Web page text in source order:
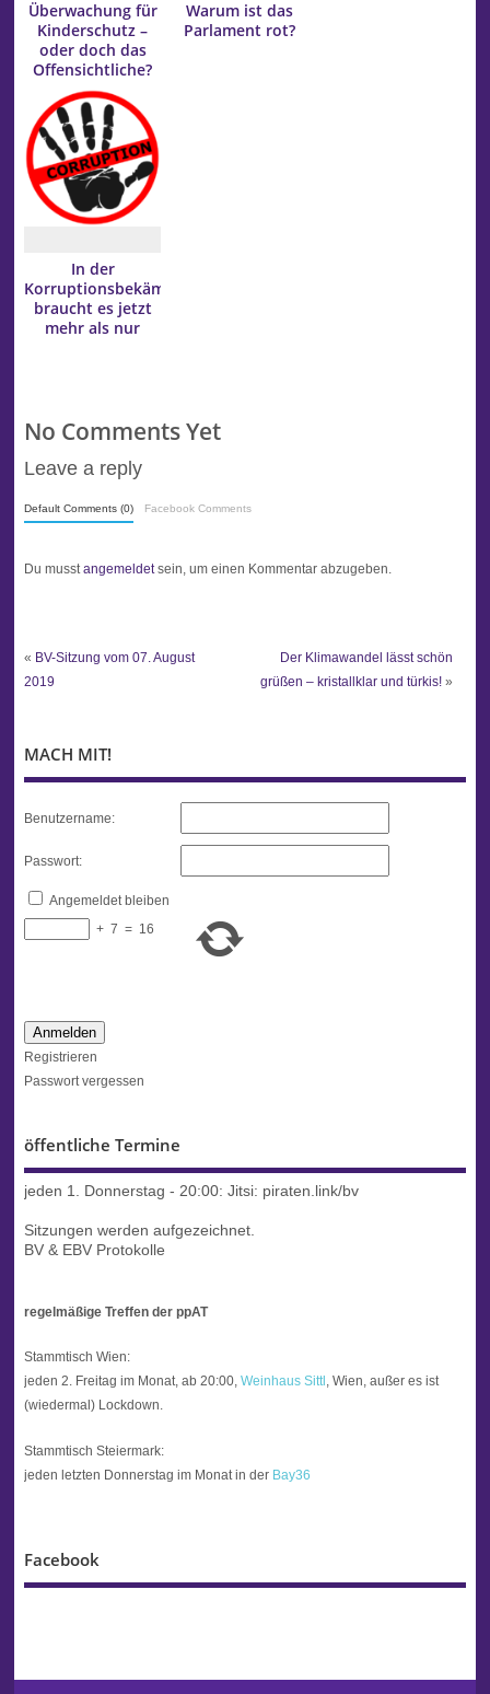
Überwachung für
Kinderschutz –
oder doch das
Offensichtliche?
Warum ist das
Parlament rot?
In der
Korruptionsbekämpfung
braucht es jetzt
mehr als nur
No Comments Yet
Leave a reply
Default Comments (0) Facebook Comments
Du musstangemeldetsein, um einen Kommentar abzugeben.
« BV-Sitzung vom 07. August
2019
Der Klimawandel lässt schön
grüßen – kristallklar und türkis!»
MACH MIT!
Benutzername:
Passwort:
Angemeldet bleiben
+ 7 = 16
Anmelden
Registrieren
Passwort vergessen
öffentliche Termine
jeden 1. Donnerstag - 20:00: Jitsi: piraten.link/bv
Sitzungen werden aufgezeichnet.
BV & EBV Protokolle
regelmäßige Treffen der ppAT
Stammtisch Wien:
jeden 2. Freitag im Monat, ab 20:00, Weinhaus Sittl , Wien, außer es ist
(wiedermal) Lockdown.
Stammtisch Steiermark:
jeden letzten Donnerstag im Monat in der Bay36
Facebook